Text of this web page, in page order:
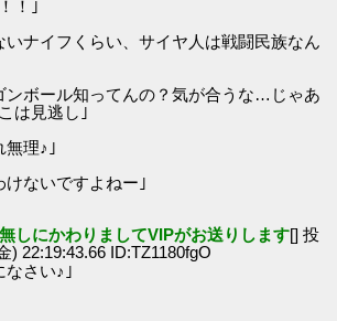
！｣
いナイフくらい、サイヤ人は戦闘民族なん
ンボール知ってんの？気が合うな…じゃあ
は見逃し｣
無理♪｣
けないですよねー｣
しにかわりましてVIPがお送りします[] 投
) 22:19:43.66 ID:TZ1180fgO
なさい♪｣